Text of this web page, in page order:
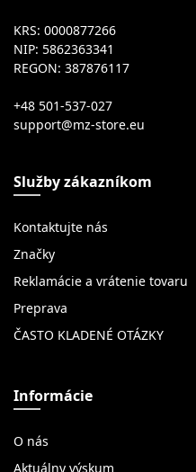
KRS: 0000877266
NIP: 5862363341
REGON: 387876117
+48 501-537-027
Služby zákazníkom
Kontaktujte nás
Značky
Reklamácie a vrátenie tovaru
Preprava
ČASTO KLADENÉ OTÁZKY
Informácie
O nás
Aktuálny výskum